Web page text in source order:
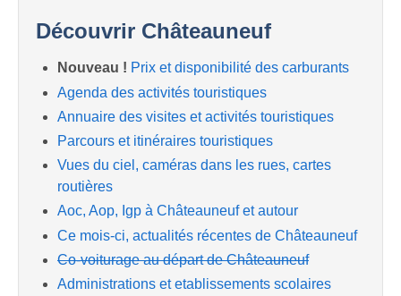
Découvrir Châteauneuf
Nouveau ! Prix et disponibilité des carburants
Agenda des activités touristiques
Annuaire des visites et activités touristiques
Parcours et itinéraires touristiques
Vues du ciel, caméras dans les rues, cartes
routières
Aoc, Aop, Igp à Châteauneuf et autour
Ce mois-ci, actualités récentes de Châteauneuf
Co-voiturage au départ de Châteauneuf
Administrations et etablissements scolaires